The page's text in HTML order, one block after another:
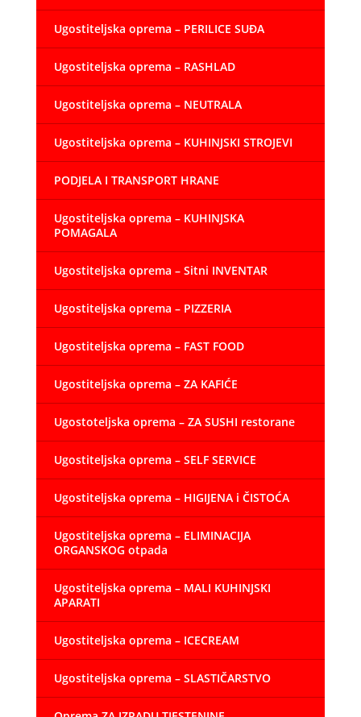
Ugostiteljska oprema – PERILICE SUĐA
Ugostiteljska oprema – RASHLAD
Ugostiteljska oprema – NEUTRALA
Ugostiteljska oprema – KUHINJSKI STROJEVI
PODJELA I TRANSPORT HRANE
Ugostiteljska oprema – KUHINJSKA
POMAGALA
Ugostiteljska oprema – Sitni INVENTAR
Ugostiteljska oprema – PIZZERIA
Ugostiteljska oprema – FAST FOOD
Ugostiteljska oprema – ZA KAFIĆE
Ugostoteljska oprema – ZA SUSHI restorane
Ugostiteljska oprema – SELF SERVICE
Ugostiteljska oprema – HIGIJENA i ČISTOĆA
Ugostiteljska oprema – ELIMINACIJA
ORGANSKOG otpada
Ugostiteljska oprema – MALI KUHINJSKI
APARATI
Ugostiteljska oprema – ICECREAM
Ugostiteljska oprema – SLASTIČARSTVO